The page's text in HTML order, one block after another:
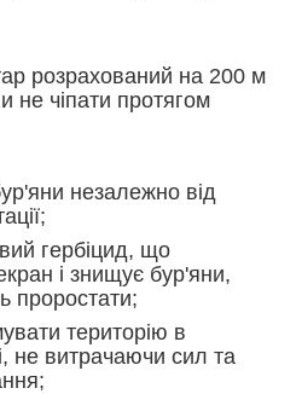
розрахований на 200 м
не чіпати протягом
незалежно від
гербіцид, що
і знищує бур'яни,
проростати;
територію в
не витрачаючи сил та